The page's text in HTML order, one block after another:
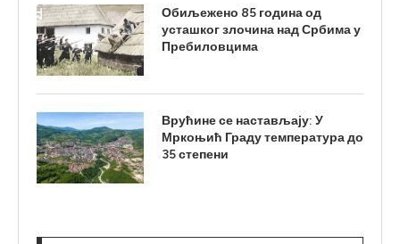
Обиљежено 85 година од
усташког злочина над Србима у
Пребиловцима
Врућине се настављају: У
Мркоњић Граду температура до
35 степени